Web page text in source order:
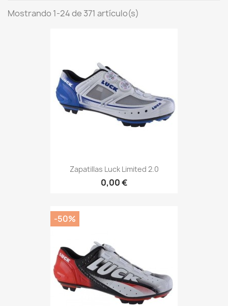
Mostrando 1-24 de 371 artículo(s)
Zapatillas Luck Limited 2.0
0,00 €
-50%